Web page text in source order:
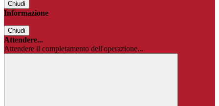
Chiudi
Informazione
Chiudi
Attendere...
Attendere il completamento dell'operazione...